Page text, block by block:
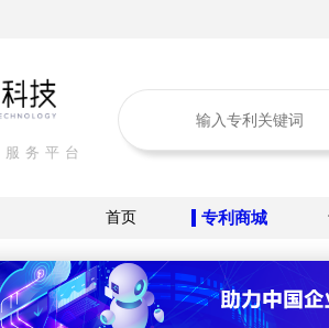
务平台
首页 专利商城